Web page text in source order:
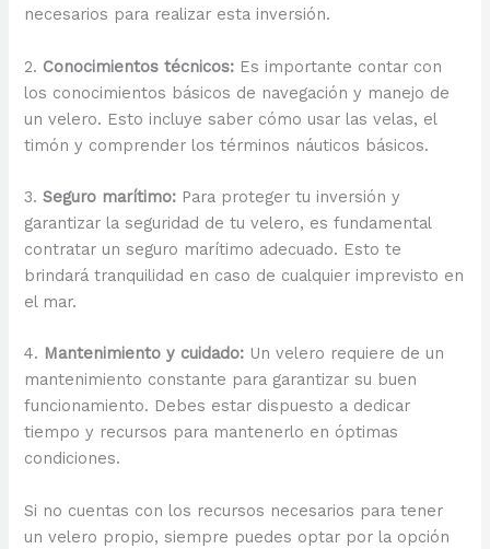
necesarios para realizar esta inversión.
2. Conocimientos técnicos: Es importante contar con
los conocimientos básicos de navegación y manejo de
un velero. Esto incluye saber cómo usar las velas, el
timón y comprender los términos náuticos básicos.
3.Seguro marítimo: Para proteger tu inversión y
garantizar la seguridad de tu velero, es fundamental
contratar un seguro marítimo adecuado. Esto te
brindará tranquilidad en caso de cualquier imprevisto en
el mar.
4. Mantenimiento y cuidado: Un velero requiere de un
mantenimiento constante para garantizar su buen
funcionamiento. Debes estar dispuesto a dedicar
tiempo y recursos para mantenerlo en óptimas
condiciones.
Si no cuentas con los recursos necesarios para tener
un velero propio, siempre puedes optar por la opción